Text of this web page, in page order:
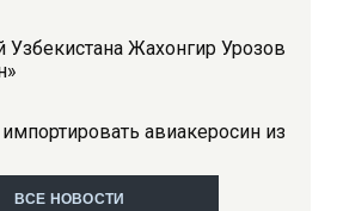
Узбекистана Жахонгир Урозов
авиакеросин из
ВСЕ НОВОСТИ